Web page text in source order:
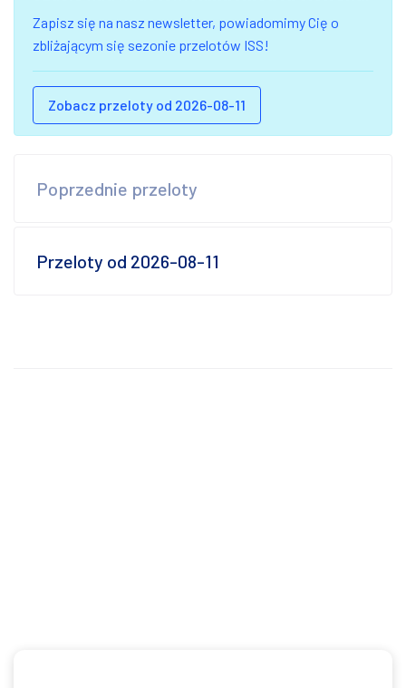
Zapisz się na nasz newsletter, powiadomimy Cię o
zbliżającym się sezonie przelotów ISS!
Zobacz przeloty od 2026-08-11
Poprzednie przeloty
Przeloty od 2026-08-11